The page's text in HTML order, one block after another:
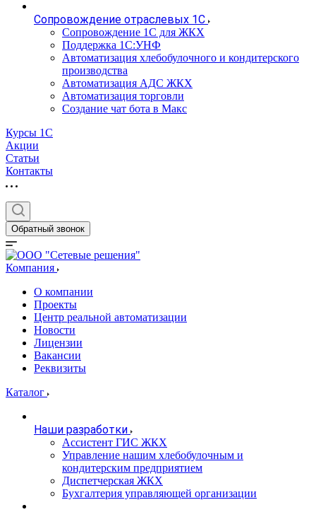
Сопровождение отраслевых 1С
Сопровождение 1С для ЖКХ
Поддержка 1С:УНФ
Автоматизация хлебобулочного и кондитерского
производства
Автоматизация АДС ЖКХ
Автоматизация торговли
Создание чат бота в Макс
Курсы 1С
Акции
Статьи
Контакты
Обратный звонок
Компания
О компании
Проекты
Центр реальной автоматизации
Новости
Лицензии
Вакансии
Реквизиты
Каталог
Наши разработки
Ассистент ГИС ЖКХ
Управление нашим хлебобулочным и
кондитерским предприятием
Диспетчерская ЖКХ
Бухгалтерия управляющей организации